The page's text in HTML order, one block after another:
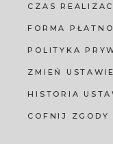
CZAS
FORMA
POLITYKA
ZMIEŃ
HISTORIA
COFNIJ ZGODY